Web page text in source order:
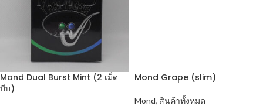
Mond Dual Burst Mint (2 เม็ด
บีบ)
Mond Grape (slim)
Mond, สินค้าทั้งหมด